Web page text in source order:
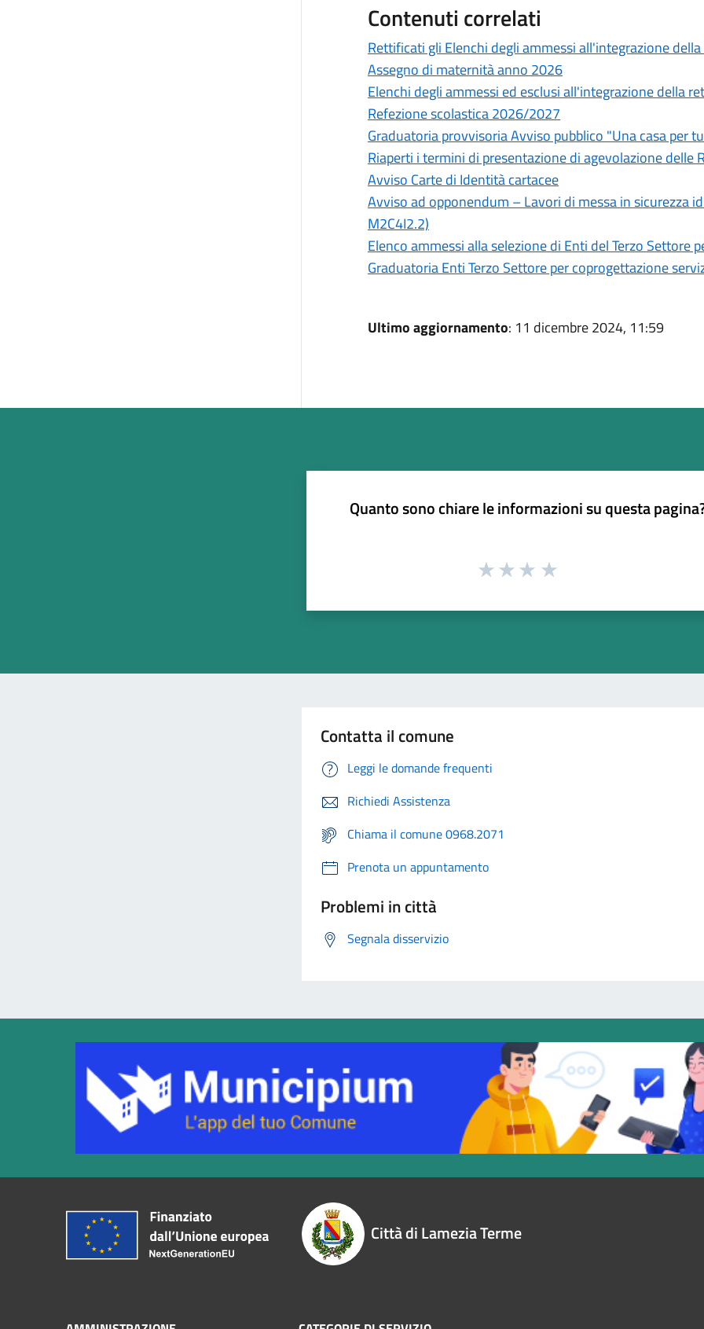
Contenuti correlati
Rettificati gli Elenchi degli ammessi all'integrazione
Assegno di maternità anno 2026
Elenchi degli ammessi ed esclusi all'integrazione della
Refezione scolastica 2026/2027
Graduatoria provvisoria Avviso pubblico "Una casa per
Riaperti i termini di presentazione di agevolazione delle
Avviso Carte di Identità cartacee
Avviso ad opponendum – Lavori di messa in sicurezza
M2C4I2.2)
Elenco ammessi alla selezione di Enti del Terzo Settore
Graduatoria Enti Terzo Settore per coprogettazione
Ultimo aggiornamento: 11 dicembre 2024, 11:59
Quanto sono chiare le informazioni su questa
Contatta il comune
Leggi le domande frequenti
Richiedi Assistenza
Chiama il comune 0968.2071
Prenota un appuntamento
Problemi in città
Segnala disservizio
Città di Lamezia Terme